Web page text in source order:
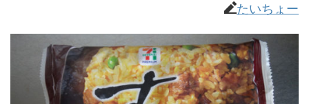
たいちょー